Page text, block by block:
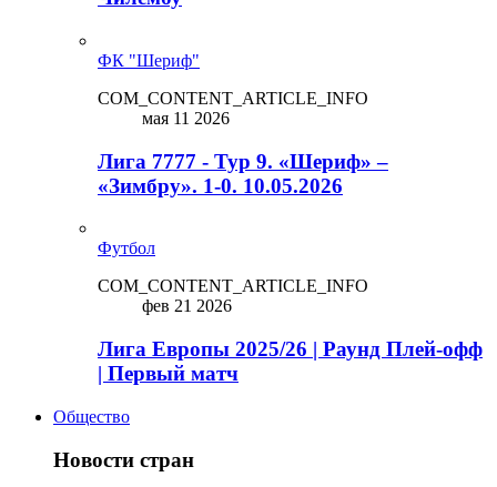
ФК "Шериф"
COM_CONTENT_ARTICLE_INFO
мая 11 2026
Лига 7777 - Тур 9. «Шериф» –
«Зимбру». 1-0. 10.05.2026
Футбол
COM_CONTENT_ARTICLE_INFO
фев 21 2026
Лига Европы 2025/26 | Раунд Плей-офф
| Первый матч
Общество
Новости стран